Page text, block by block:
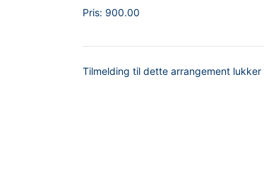
Pris: 900.00
Tilmelding til dette arrangement lukker